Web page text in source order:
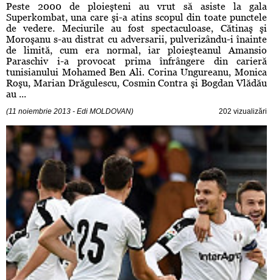
Peste 2000 de ploieşteni au vrut să asiste la gala
Superkombat, una care şi-a atins scopul din toate punctele
de vedere. Meciurile au fost spectaculoase, Cătinaş şi
Moroşanu s-au distrat cu adversarii, pulverizându-i înainte
de limită, cum era normal, iar ploieşteanul Amansio
Paraschiv i-a provocat prima înfrângere din carieră
tunisianului Mohamed Ben Ali. Corina Ungureanu, Monica
Roşu, Marian Drăgulescu, Cosmin Contra şi Bogdan Vlădău
au ...
(11 noiembrie 2013 - Edi MOLDOVAN) 202 vizualizări